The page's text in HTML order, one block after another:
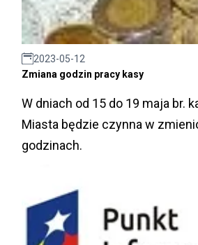
2023-05-12
Zmiana godzin pracy kasy
W dniach od 15 do 19 maja br.
Miasta będzie czynna w
godzinach.